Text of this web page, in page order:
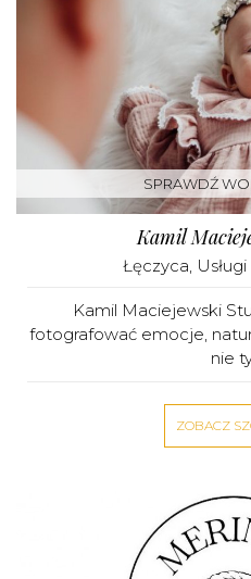
SPRAWDŹ
Kamil
Łęczyca,
Kamil Maciejewski
fotografować emocje,
nie
ZOBACZ